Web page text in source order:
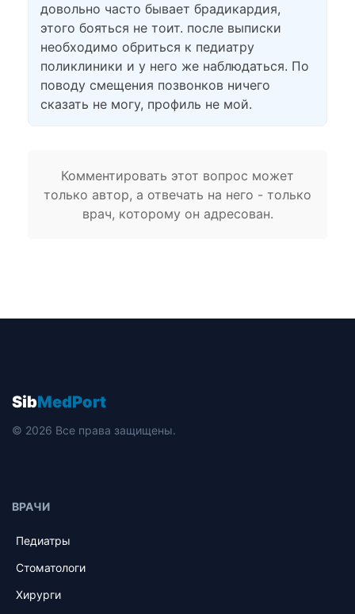
довольно часто бывает брадикардия,
этого бояться не тоит. после выписки
необходимо обриться к педиатру
поликлиники и у него же наблюдаться. По
поводу смещения позвонков ничего
сказать не могу, профиль не мой.
Комментировать этот вопрос может
только автор, а отвечать на него - только
врач, которому он адресован.
SibMedPort
© 2026 Все права защищены.
ВРАЧИ
Педиатры
Стоматологи
Хирурги